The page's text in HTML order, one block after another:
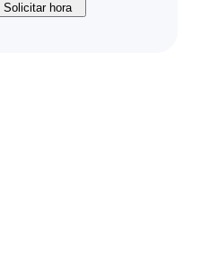
Solicitar hora